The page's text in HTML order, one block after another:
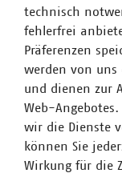
VKU-Bereiche
technisch
fehlerfrei
Präferenzen
werden von uns
und dienen zur
Web-
wir die Dienste
können Sie
Wirkung für die